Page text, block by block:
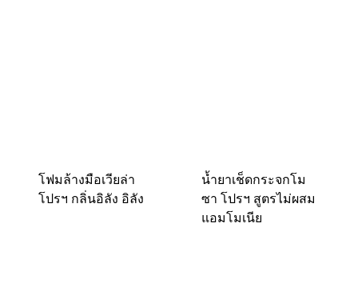
โฟมล้างมือเวียล่า
โปรฯ กลิ่นอิลัง อิลัง
น้ำยาเช็ดกระจกโม
ซา โปรฯ สูตรไม่ผสม
แอมโมเนีย